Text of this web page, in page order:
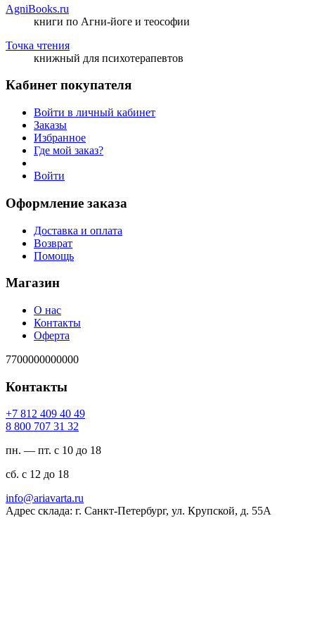
AgniBooks.ru
книги по Агни-йоге и теософии
Точка чтения
книжный для психотерапевтов
Кабинет покупателя
Войти в личный кабинет
Заказы
Избранное
Где мой заказ?
Войти
Оформление заказа
Доставка и оплата
Возврат
Помощь
Магазин
О нас
Контакты
Оферта
7700000000000
Контакты
94 04 904 218 7+
23 13 707 008 8
пн. — пт. с 10 до 18
сб. с 12 до 18
ur.atravaira@ofni
Адрес склада: г. Санкт-Петербург, ул. Крупской, д. 55А